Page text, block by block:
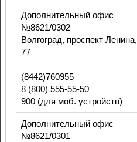
Дополнительный офис
№8621/0302
Волгоград, проспект Ленина,
77
(8442)760955
8 (800) 555-55-50
900 (для моб. устройств)
Дополнительный офис
№8621/0301